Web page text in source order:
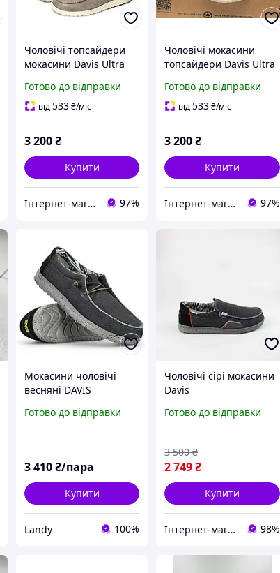
Чоловічі топсайдери
мокасини Davis Ultra
Готово до відправки
від533₴/міс
3 200₴
Купити
Інтернет-магазин «Step Master» 97%
Чоловічі мокасини
топсайдери Davis Ultra
Готово до відправки
від533₴/міс
3 200₴
Купити
Інтернет-магазин «Step Master» 97%
Мокасини чоловічі
весняні DAVIS
сірі весна літо
Готово до відправки
3 410₴/пара
Купити
Landy 100%
Чоловічі сірі мокасини
Davis
Готово до відправки
2 749₴
3 500 ₴
Купити
Інтернет-магазин "Streetmoda" 98%